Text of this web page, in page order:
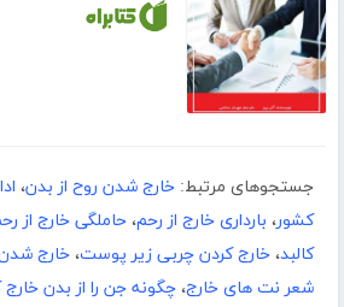
جستجوهای مرتبط: خارج شدن روح از بدن،
کشور، بارداری خارج از رحم، حاملگی خارج از
کالبد، خارج کردن چربی زیر پوست، خارج
شعر نت های خارج، چگونه جن را از بدن خارج